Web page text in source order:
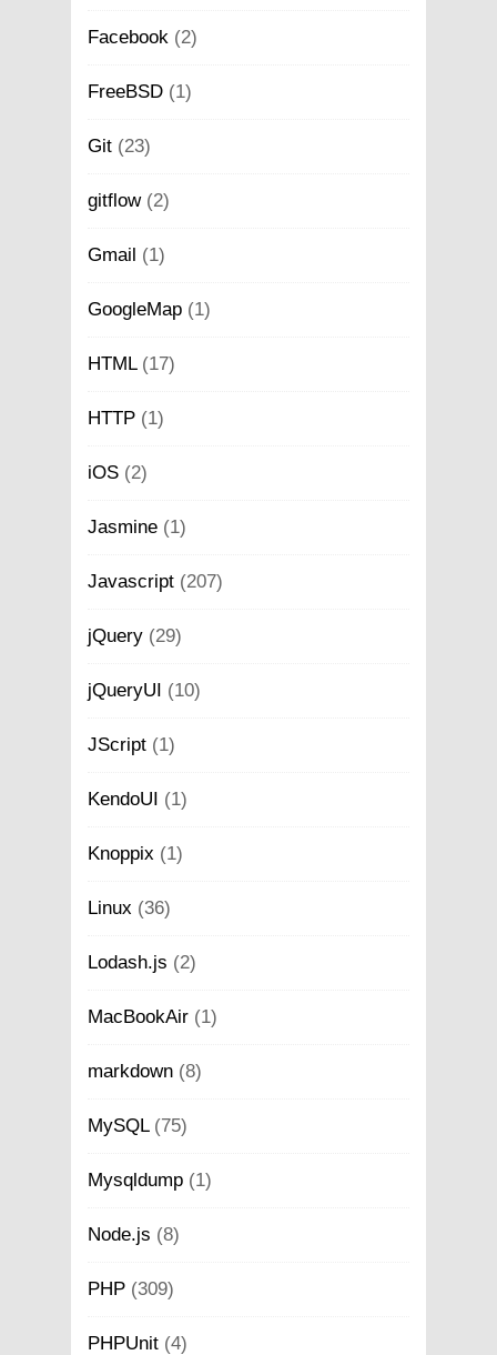
Facebook (2)
FreeBSD (1)
Git (23)
gitflow(2)
Gmail (1)
GoogleMap (1)
HTML(17)
HTTP (1)
iOS (2)
Jasmine (1)
Javascript (207)
jQuery (29)
jQueryUI (10)
JScript (1)
KendoUI (1)
Knoppix (1)
Linux (36)
Lodash.js (2)
MacBookAir (1)
markdown (8)
MySQL(75)
Mysqldump (1)
Node.js (8)
PHP (309)
PHPUnit (4)